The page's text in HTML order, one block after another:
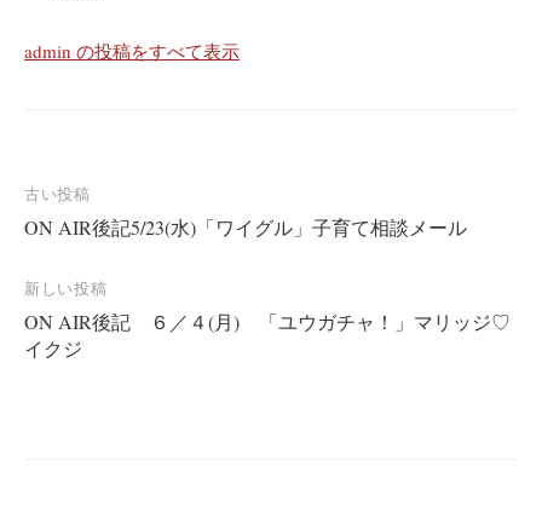
admin の投稿をすべて表示
投
稿
ナ
ビ
ゲ
古い投稿
ON AIR後記5/23(水)「ワイグル」子育て相談メール
新しい投稿
ON AIR後記 ６／４(月) 「ユウガチャ！」マリッジ♡
イクジ